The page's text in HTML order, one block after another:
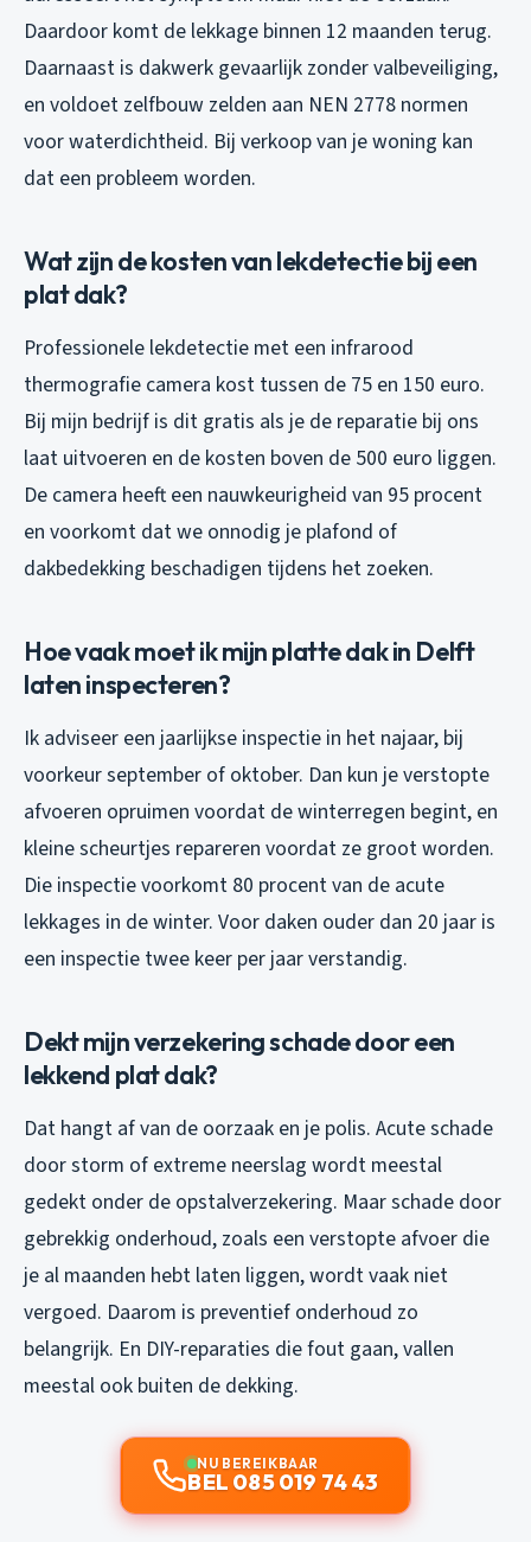
Daardoor komt de lekkage binnen 12 maanden terug.
Daarnaast is dakwerk gevaarlijk zonder valbeveiliging,
en voldoet zelfbouw zelden aan NEN 2778 normen
voor waterdichtheid. Bij verkoop van je woning kan
dat een probleem worden.
Wat zijn de kosten van lekdetectie bij een
plat dak?
Professionele lekdetectie met een infrarood
thermografie camera kost tussen de 75 en 150 euro.
Bij mijn bedrijf is dit gratis als je de reparatie bij ons
laat uitvoeren en de kosten boven de 500 euro liggen.
De camera heeft een nauwkeurigheid van 95 procent
en voorkomt dat we onnodig je plafond of
dakbedekking beschadigen tijdens het zoeken.
Hoe vaak moet ik mijn platte dak in Delft
laten inspecteren?
Ik adviseer een jaarlijkse inspectie in het najaar, bij
voorkeur september of oktober. Dan kun je verstopte
afvoeren opruimen voordat de winterregen begint, en
kleine scheurtjes repareren voordat ze groot worden.
Die inspectie voorkomt 80 procent van de acute
lekkages in de winter. Voor daken ouder dan 20 jaar is
een inspectie twee keer per jaar verstandig.
Dekt mijn verzekering schade door een
lekkend plat dak?
Dat hangt af van de oorzaak en je polis. Acute schade
door storm of extreme neerslag wordt meestal
gedekt onder de opstalverzekering. Maar schade door
gebrekkig onderhoud, zoals een verstopte afvoer die
je al maanden hebt laten liggen, wordt vaak niet
vergoed. Daarom is preventief onderhoud zo
belangrijk. En DIY-reparaties die fout gaan, vallen
meestal ook buiten de dekking.
NU BEREIKBAAR
BEL 085 019 74 43